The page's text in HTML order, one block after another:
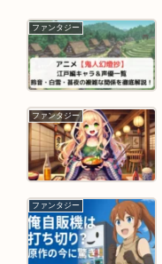
ファンタジー
ファンタジー
ファンタジー